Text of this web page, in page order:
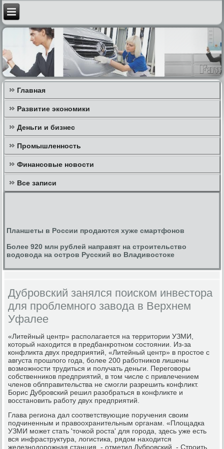
Главная
Развитие экономики
Деньги и бизнес
Промышленность
Финансовые новости
Все записи
Планшеты в России продаются хуже смартфонов
Более 920 млн рублей направят на строительство
водовода на остров Русский во Владивостоке
Дубровский занялся поиском инвестора
для проблемного завода в Верхнем
Уфалее
«Литейный центр» располагается на территории УЗМИ,
который находится в предбанкротном состоянии. Из-за
конфликта двух предприятий, «Литейный центр» в простое с
августа прошлого года, более 200 работников лишены
возможности трудиться и получать деньги. Переговоры
собственников предприятий, в том числе с привлечением
членов облправительства не смогли разрешить конфликт.
Борис Дубровский решил разобраться в конфликте и
восстановить работу двух предприятий.
Глава региона дал соответствующие поручения своим
подчиненным и правоохранительным органам. «Площадка
УЗМИ может стать 'точкой роста' для города, здесь уже есть
вся инфраструктура, логистика, рядом находится
железнодорожная станция, - отметил Дубровский. - Строить